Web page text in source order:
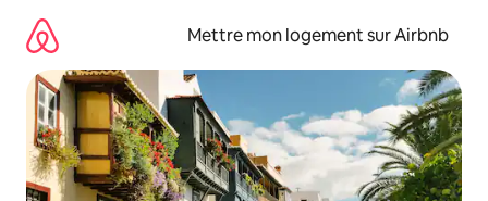
directement
contenu
Mettre mon logement sur Airbnb